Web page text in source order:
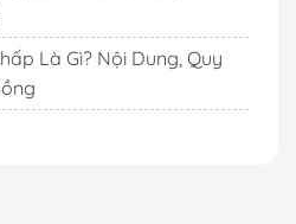
Là Gì? Nội Dung, Quy